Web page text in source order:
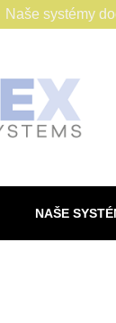
NAŠE
Naše systémy